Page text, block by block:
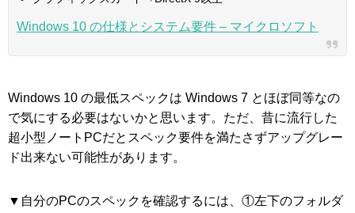
Windows 10 の仕様とシステム要件 – マイクロソフト
Windows 10 の最低スペックは Windows 7 とほぼ同等なの
で気にする必要はないかと思います。ただ、昔に流行した
超小型ノートPCだとスペック要件を満たさずアップグレー
ド出来ない可能性があります。
▼自分のPCのスペックを確認するには、①左下のフォルダ